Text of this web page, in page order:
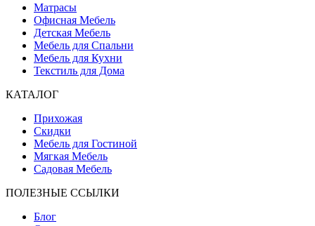
Матрасы
Офисная Мебель
Детская Мебель
Мебель для Спальни
Мебель для Кухни
Текстиль для Дома
КАТАЛОГ
Прихожая
Скидки
Мебель для Гостиной
Мягкая Мебель
Садовая Мебель
ПОЛЕЗНЫЕ ССЫЛКИ
Блог